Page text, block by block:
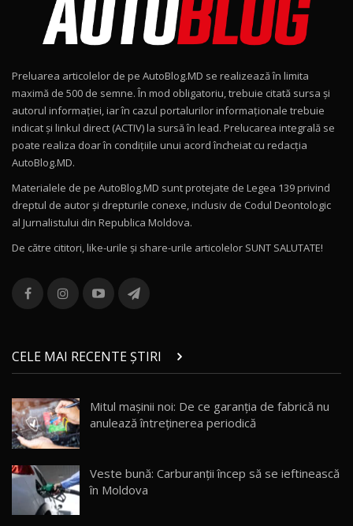
Noul Geely EX2 / Test Drive AutoBlog.MD
15:22
Mercedes-AMG E 53 HYBRID 4MATIC+ / Test
Drive AutoBlog.MD
16:27
11
Noul Volvo ES90 / Test Drive AutoBlog.MD
12
Noul MG HS / Test Drive AutoBlog.MD
16:48
13
combină aventura cu luxul / AutoBlog.MD
36:08
chinez care face lumea să se întoarcă după el
/ AutoBlog.MD
17:27
15 14:37
16
AutoBlogMD
13:10
Preluarea articolelor de pe AutoBlog.MD se realizează în limita
maximă de 500 de semne. În mod obligatoriu, trebuie citată sursa și
autorul informației, iar în cazul portalurilor informaționale trebuie
indicat și linkul direct (ACTIV) la sursă în lead. Prelucarea integrală se
poate realiza doar în condițiile unui acord încheiat cu redacţia
AutoBlog.MD.
Materialele de pe AutoBlog.MD sunt protejate de Legea 139 privind
dreptul de autor și drepturile conexe, inclusiv de Codul Deontologic
al Jurnalistului din Republica Moldova.
De către cititori, like-urile şi share-urile articolelor SUNT SALUTATE!
CELE MAI RECENTE ȘTIRI
Mitul mașinii noi: De ce garanția de fabrică nu
anulează întreținerea periodică
Veste bună: Carburanții încep să se ieftinească
în Moldova